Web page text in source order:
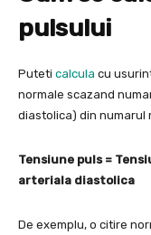
pulsului
Puteti calcula cu
normale scazand
diastolica) din numarul
Tensiune puls =
arteriala diastolica
De exemplu, o citire